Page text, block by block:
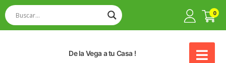
0
De la Vega a tu Casa !